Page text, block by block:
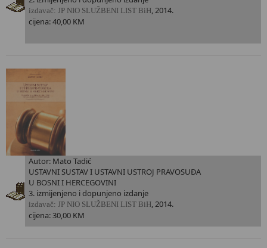
izdavač: JP NIO SLUŽBENI LIST BiH, 2014.
cijena: 40,00 KM
Autor: Mato Tadić
USTAVNI SUSTAV I USTAVNI USTROJ PRAVOSUĐA
U BOSNI I HERCEGOVINI
3. izmijenjeno i dopunjeno izdanje
izdavač: JP NIO SLUŽBENI LIST BiH, 2014.
cijena: 30,00 KM